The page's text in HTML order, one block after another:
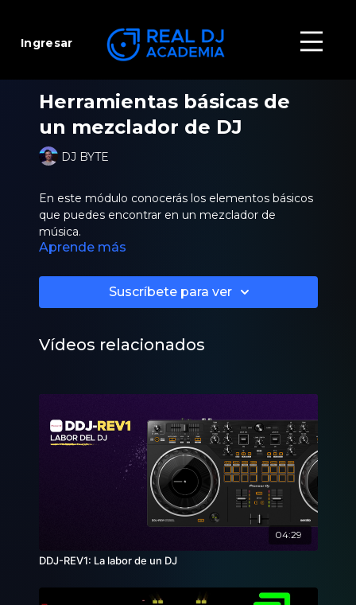
Ingresar
Herramientas básicas de
un mezclador de DJ
DJ BYTE
En este módulo conocerás los elementos básicos
que puedes encontrar en un mezclador de
música.
Aprende más
Suscríbete para ver
Vídeos relacionados
04:29
DDJ-REV1: La labor de un DJ